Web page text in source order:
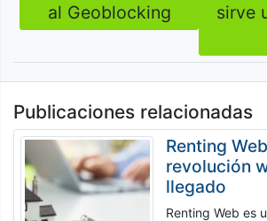
Navegación
de
entradas
al Geoblocking
sirve
Publicaciones relacionadas
Renting
revolución
llegado
Renting Web es